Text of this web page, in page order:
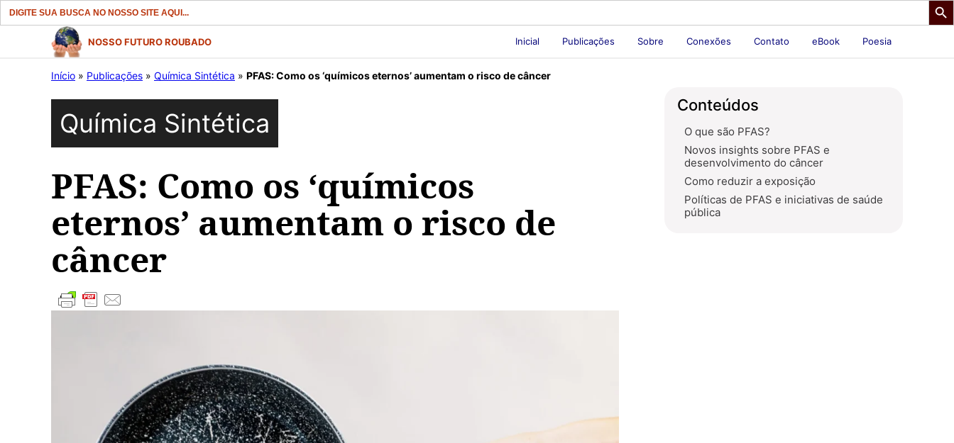
Search
for:
conteúdo
NOSSO FUTURO ROUBADO Inicial Publicações Sobre Conexões Contato eBook Poesia
Início » Publicações » Química Sintética » PFAS: Como os ‘químicos eternos’ aumentam o risco de câncer
Química Sintética
PFAS: Como os ‘químicos
eternos’ aumentam o risco de
câncer
Conteúdos
O que são PFAS?
Novos insights sobre PFAS e
desenvolvimento do câncer
Como reduzir a exposição
Políticas de PFAS e iniciativas de saúde
pública